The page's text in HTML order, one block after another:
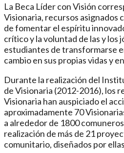
La Beca Líder con Visión
Visionaria, recursos asignados
de fomentar el espíritu
crítico y la voluntad de las y los
estudiantes de transformarse
cambio en sus propias vidas y
Durante la realización del
de Visionaria (2012-2016), los
Visionaria han auspiciado el
aproximadamente 70
a alrededor de 1800 comuneros
realización de más de 21
comunitario, diseñados por